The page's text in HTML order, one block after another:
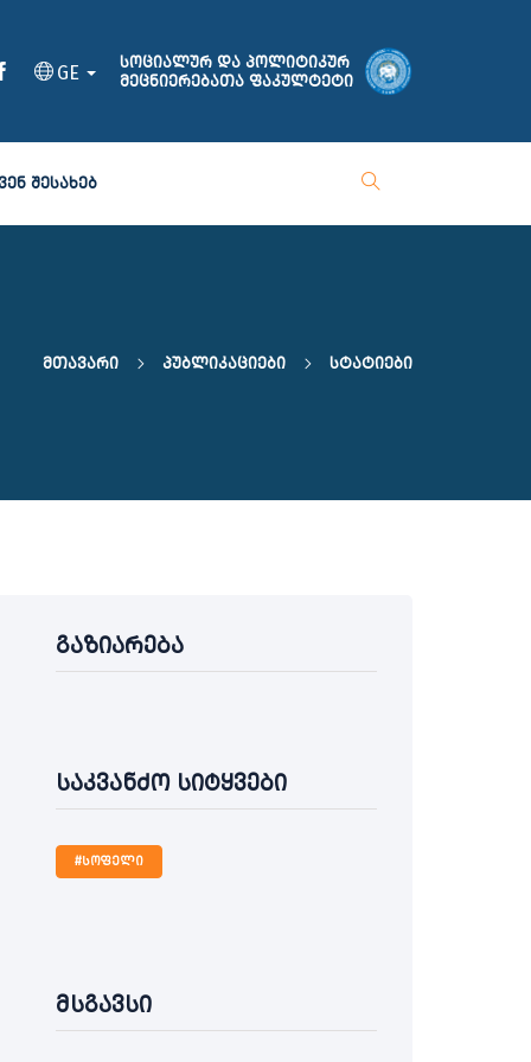
სოციალურ და პოლიტიკურ
მეცნიერებათა ფაკულტეტი
GE
ᲨᲔᲡᲐᲮᲔᲑ
Მთავარი Პუბლიკაციები Სტატიები
გაზიარება
საკვანძო სიტყვები
#სოფელი
მსგავსი